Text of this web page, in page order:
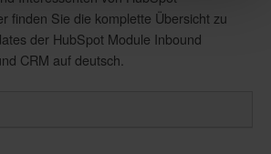
finden Sie die komplette Übersicht zu
der HubSpot Module Inbound
CRM auf deutsch.